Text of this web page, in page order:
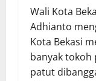
Wali Kota
Adhianto
Kota Bekasi
banyak tokoh
patut